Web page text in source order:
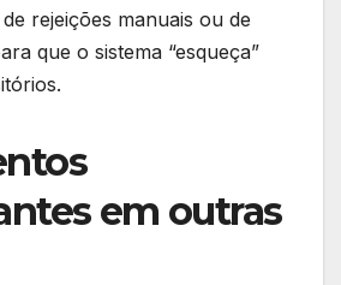
rejeições manuais ou de
que o sistema “esqueça”
em outras